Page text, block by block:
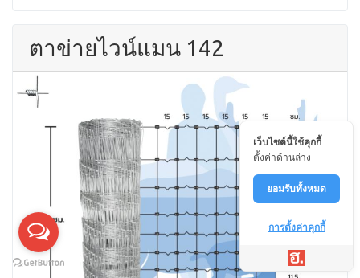
ตาข่ายไวน์แมน 142
เว็บไซต์นี้ใช้คุกกี้
ตั้งค่าด้านล่าง
ยอมรับทั้งหมด
การตั้งค่าคุกกี้